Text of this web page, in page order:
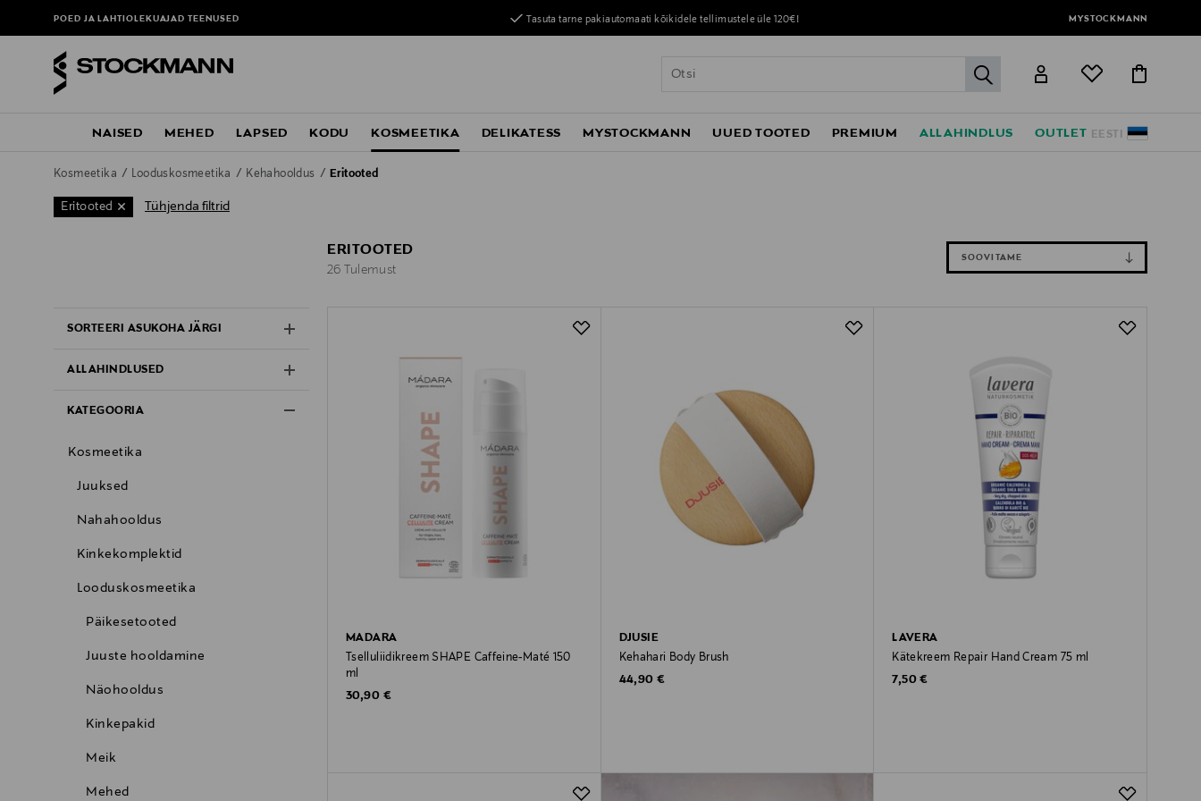
POED JA LAHTIOLEKUAJADTEENUSED Tasuta tarne pakiautomaati kõikidele tellimustele üle 120€! MYSTOCKMANN
label.header.go
EESTI
NAISED MEHED LAPSED KODU KOSMEETIKA DELIKATESS MYSTOCKMANN UUED TOOTED PREMIUM ALLAHINDLUS OUTLET
Kosmeetika Looduskosmeetika Kehahooldus Eritooted
Eritooted Tühjenda filtrid
SORTEERI ASUKOHA JÄRGI
ALLAHINDLUSED
KATEGOORIA
Kosmeetika
Juuksed
Nahahooldus
Kinkekomplektid
Looduskosmeetika
Päikesetooted
Juuste hooldamine
Näohooldus
Kinkepakid
Meik
Mehed
ERITOOTED
26 Tulemust
SOOVITAME
MADARA
Tselluliidikreem SHAPE Caffeine-Maté 150
ml
Original Price
30,90 €
DJUSIE
Kehahari Body Brush
Original Price
44,90 €
LAVERA
Kätekreem Repair Hand Cream 75 ml
Original Price
7,50 €